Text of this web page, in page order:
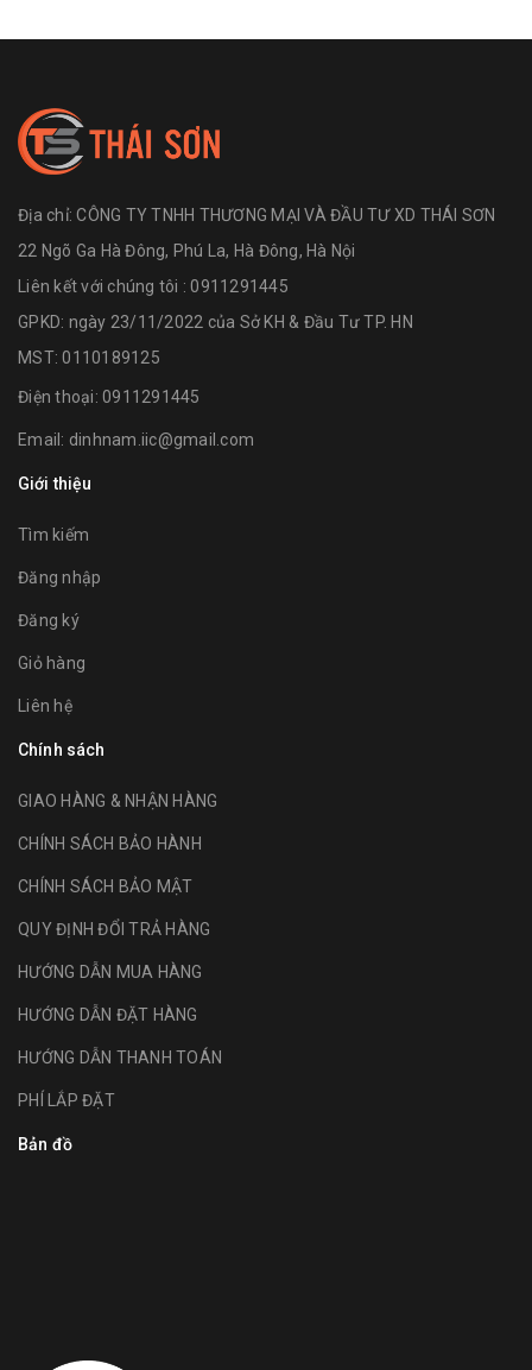
Địa chỉ:CÔNG TY TNHH THƯƠNG MẠI VÀ ĐẦU TƯ XD THÁI SƠN
22 Ngõ Ga Hà Đông, Phú La, Hà Đông, Hà Nội
Liên kết với chúng tôi : 0911291445
GPKD: ngày 23/11/2022 của Sở KH & Đầu Tư TP. HN
MST: 0110189125
Điện thoại: 0911291445
Email: dinhnam.iic@gmail.com
Giới thiệu
Tìm kiếm
Đăng nhập
Đăng ký
Giỏ hàng
Liên hệ
Chính sách
GIAO HÀNG & NHẬN HÀNG
CHÍNH SÁCH BẢO HÀNH
CHÍNH SÁCH BẢO MẬT
QUY ĐỊNH ĐỔI TRẢ HÀNG
HƯỚNG DẪN MUA HÀNG
HƯỚNG DẪN ĐẶT HÀNG
HƯỚNG DẪN THANH TOÁN
PHÍ LẮP ĐẶT
Bản đồ